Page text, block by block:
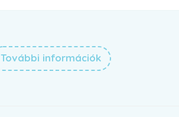
További információk